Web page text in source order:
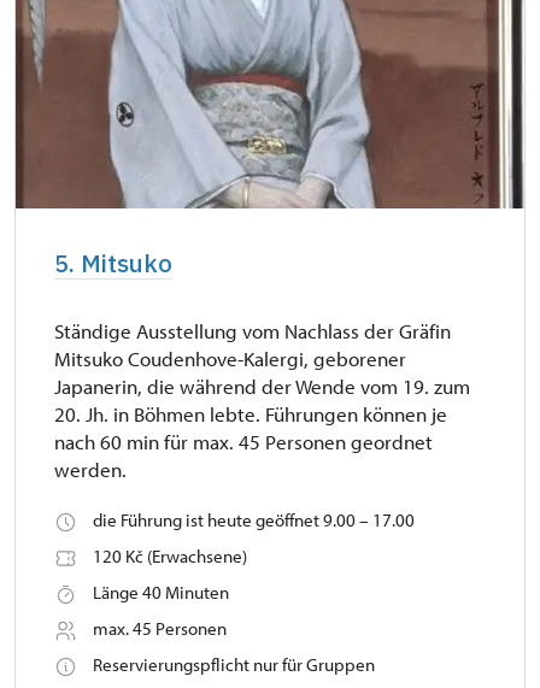
5. Mitsuko
Ständige Ausstellung vom Nachlass der Gräfin
Mitsuko Coudenhove-Kalergi, geborener
Japanerin, die während der Wende vom 19. zum
20. Jh. in Böhmen lebte. Führungen können je
nach 60 min für max. 45 Personen geordnet
werden.
die Führung ist heute geöffnet 9.00 – 17.00
120 Kč (Erwachsene)
Länge 40 Minuten
max. 45 Personen
Reservierungspflicht nur für Gruppen